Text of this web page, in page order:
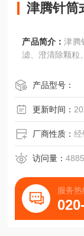
津腾针筒
产品简介：津腾
滤、澄清除颗粒
产品型号：
更新时间：
厂商性质：经
访问量：4885
服务